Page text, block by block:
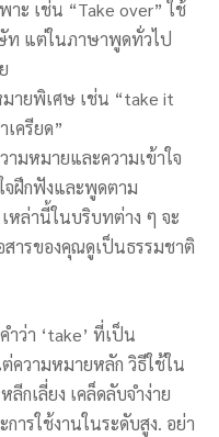
ะ เช่น “Take over” ใช้
ท แต่ในภาษาพูดทั่วไป
ายพิเศษ เช่น “take it
ครียด”
ามหมายและความเข้าใจ
ฝึกฟังและพูดตาม
เหล่านี้ในบริบทต่าง ๆ จะ
ารของคุณดูเป็นธรรมชาติ
ำว่า ‘take’ ที่เป็น
ความหมายหลัก วิธีใช้ใน
กเลี่ยง เคล็ดลับจำง่าย
ารใช้งานในระดับสูง. อย่า